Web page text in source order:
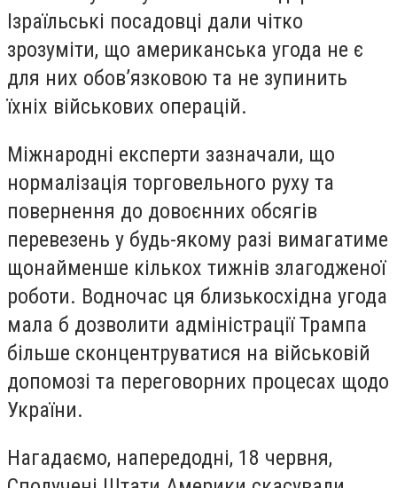
Ізраїльські посадовці дали чітко
зрозуміти, що американська угода не є
для них обов’язковою та не зупинить
їхніх військових операцій.
Міжнародні експерти зазначали, що
нормалізація торговельного руху та
повернення до довоєнних обсягів
перевезень у будь-якому разі вимагатиме
щонайменше кількох тижнів злагодженої
роботи. Водночас ця близькосхідна угода
мала б дозволити адміністрації Трампа
більше сконцентруватися на військовій
допомозі та переговорних процесах щодо
України.
Нагадаємо, напередодні, 18 червня,